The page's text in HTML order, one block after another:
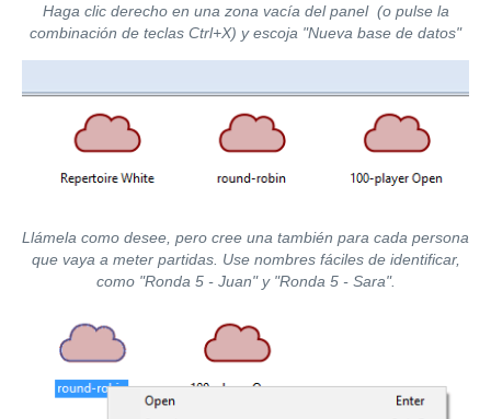
Haga clic derecho en una zona vacía del panel (o pulse la
combinación de teclas Ctrl+X) y escoja "Nueva base de datos"
Llámela como desee, pero cree una también para cada persona
que vaya a meter partidas. Use nombres fáciles de identificar,
como "Ronda 5 - Juan" y "Ronda 5 - Sara".